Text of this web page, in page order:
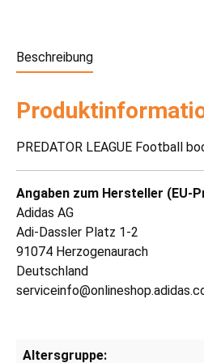
Beschreibung
PREDATOR LEAGUE Football
Angaben zum Hersteller (EU-
Adidas AG
Adi-Dassler Platz 1-2
91074 Herzogenaurach
Deutschland
Altersgruppe: